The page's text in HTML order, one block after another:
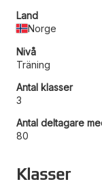
Land
Norge
Nivå
Träning
Antal klasser
3
Antal deltagare
80
Klasser